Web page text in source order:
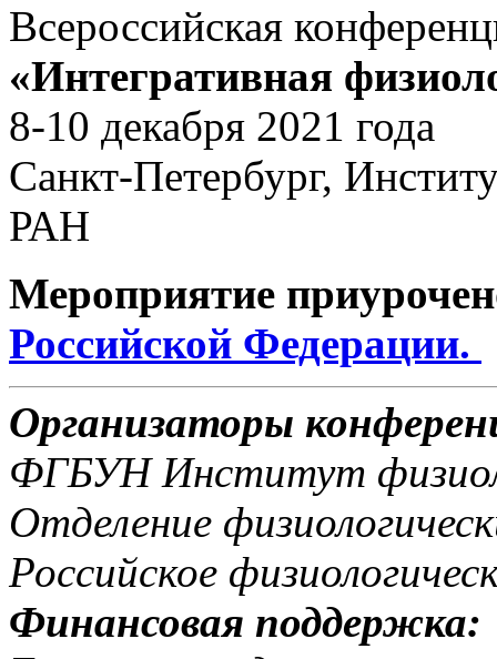
Всероссийская
«Интегративная
8-10 декабря 2021 года
Санкт-Петербург,
РАН
Мероприятие
Российской Федерации.
Организаторы
ФГБУН Институт
Отделение
Российское
Финансовая поддержка: